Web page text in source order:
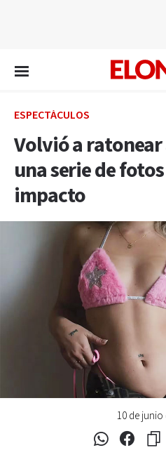
ESPECTÁCULOS
Volvió a ratonear
una serie de
impacto
10 de junio